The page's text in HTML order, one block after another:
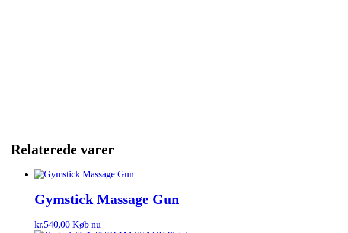
Relaterede varer
Gymstick Massage Gun
kr.540,00 Køb nu